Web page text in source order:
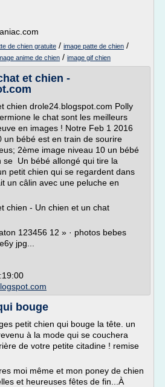
de chien gratuite / image patte de chien /
anime de chien / image gif chien
et chien -
chien drole24.blogspot.com Polly
le chat sont les meilleurs
en images ! Notre Feb 1 2016
un bébé est en train de sourire
2ème image niveau 10 un bébé
se Un bébé allongé qui tire la
petit chien qui se regardent dans
un câlin avec une peluche en
chien - Un chien et un chat
123456 12 » · photos bebes
jpg...
bouge
petit chien qui bouge la tête. un
à la mode qui se couchera
de votre petite citadine ! remise
moi même et mon poney de chien
et heureuses fêtes de fin...À